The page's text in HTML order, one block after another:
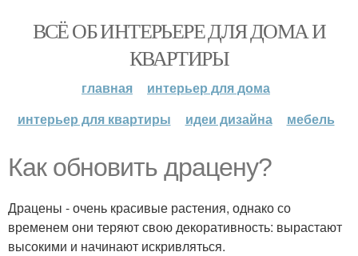
ВСЁ ОБ ИНТЕРЬЕРЕ ДЛЯ ДОМА И
КВАРТИРЫ
главная
интерьер для дома
интерьер для квартиры
идеи дизайна мебель
Как обновить драцену?
Драцены - очень красивые растения, однако со
временем они теряют свою декоративность: вырастают
высокими и начинают искривляться.